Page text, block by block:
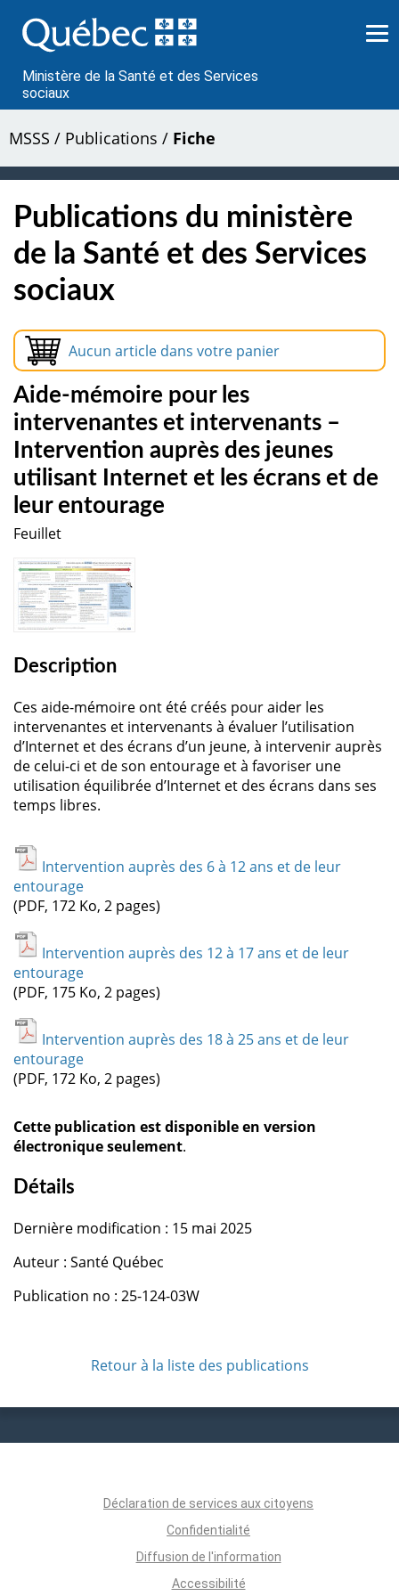
au
contenu
Ministère de la Santé et des Services
sociaux
MSSS / Publications / Fiche
Publications du ministère
de la Santé et des Services
sociaux
Aucun article dans votre panier
Aide-mémoire pour les
intervenantes et intervenants –
Intervention auprès des jeunes
utilisant Internet et les écrans et de
leur entourage
Feuillet
Description
Ces aide-mémoire ont été créés pour aider les
intervenantes et intervenants à évaluer l’utilisation
d’Internet et des écrans d’un jeune, à intervenir auprès
de celui-ci et de son entourage et à favoriser une
utilisation équilibrée d’Internet et des écrans dans ses
temps libres.
Intervention auprès des 6 à 12 ans et de leur
entourage
(PDF, 172 Ko, 2 pages)
Intervention auprès des 12 à 17 ans et de leur
entourage
(PDF, 175 Ko, 2 pages)
Intervention auprès des 18 à 25 ans et de leur
entourage
(PDF, 172 Ko, 2 pages)
Cette publication est disponible en version
électronique seulement.
Détails
Dernière modification : 15 mai 2025
Auteur : Santé Québec
Publication no : 25-124-03W
Retour à la liste des publications
Déclaration de services aux citoyens
Confidentialité
Diffusion de l'information
Accessibilité